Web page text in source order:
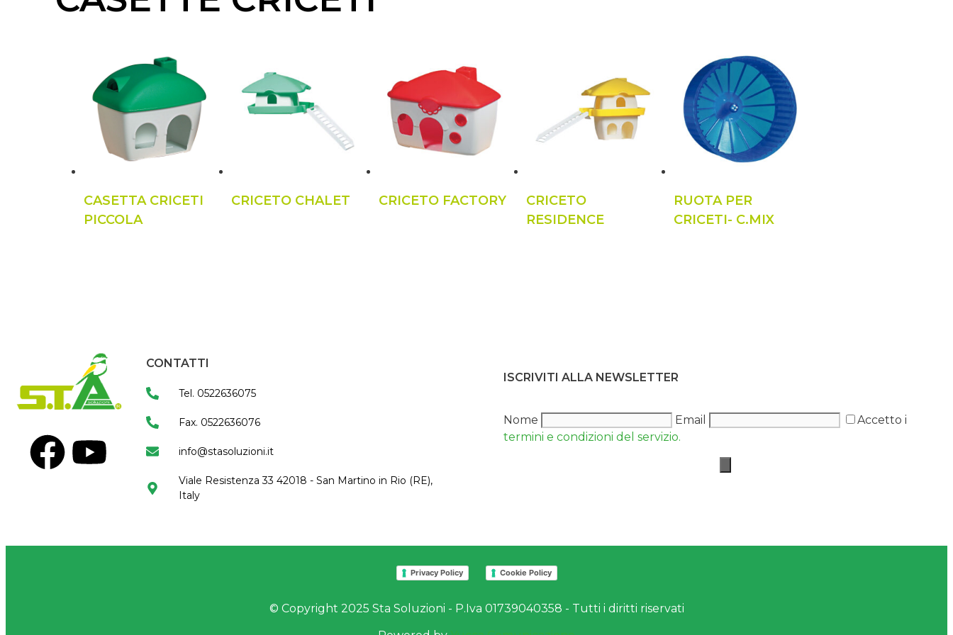
CASETTA CRICETI
PICCOLA
CRICETO CHALET CRICETO FACTORY
CRICETO
RESIDENCE
RUOTA PER
CRICETI- C.MIX
CONTATTI
Tel. 0522636075
Fax. 0522636076
info@stasoluzioni.it
Viale Resistenza 33 42018 - San Martino in Rio (RE),
Italy
ISCRIVITI ALLA NEWSLETTER
Nome Email
Accetto i
termini e condizioni del servizio.
Privacy Policy Cookie Policy
© Copyright 2025 Sta Soluzioni - P.Iva 01739040358 - Tutti i diritti riservati